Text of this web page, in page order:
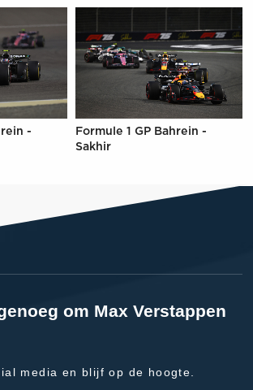
-
Formule 1 GP Bahrein -
Sakhir
om Max Verstappen
media en blijf op de hoogte.